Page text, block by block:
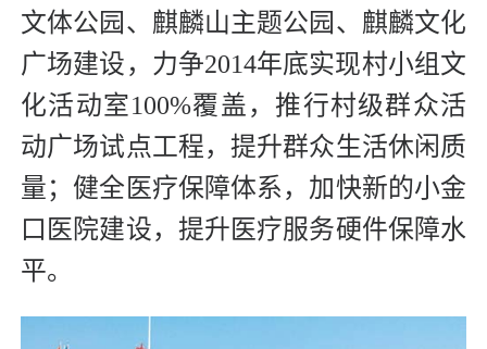
文体公园、麒麟山主题公园、麒麟文化
广场建设，力争2014年底实现村小组文
化活动室100%覆盖，推行村级群众活
动广场试点工程，提升群众生活休闲质
量；健全医疗保障体系，加快新的小金
口医院建设，提升医疗服务硬件保障水
平。